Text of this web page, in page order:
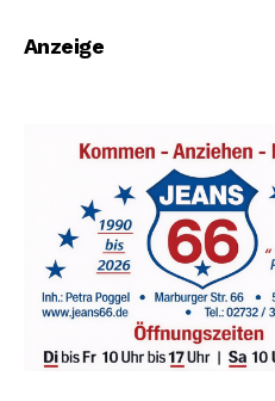
kommt
Anzeige